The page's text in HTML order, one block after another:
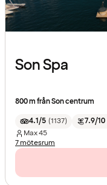
Son Spa
800 m från Son centrum
4.1/5 (1137) 7.9/10
Max45
7 mötesrum